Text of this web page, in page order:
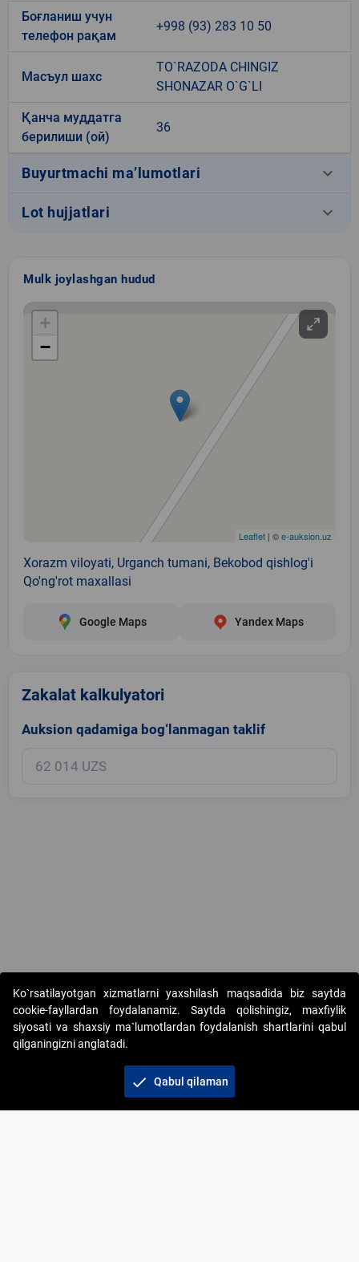
Боғланиш учун
телефон рақам
+998 (93) 283 10 50
Масъул шахс
TO`RAZODA CHINGIZ
SHONAZAR O`G`LI
Қанча муддатга
берилиши (ой)
36
Buyurtmachi ma’lumotlari keyboard_arrow_down
Lot hujjatlari keyboard_arrow_down
Mulk joylashgan hudud
+
−
Leaflet | ©e-auksion.uz
Xorazm viloyati, Urganch tumani, Bekobod qishlog'i
Qo'ng'rot maxallasi
Google Maps Yandex Maps
Zakalat kalkulyatori
Auksion qadamiga bog‘lanmagan taklif
Copyright © 2017-2026. "Elektron onlayn-auksionlarni tashkil etish"
AJ. Barcha huquqlar himoyalangan
+998 71 202-21-11
Ko`rsatilayotgan xizmatlarni yaxshilash maqsadida biz saytda
cookie-fayllardan foydalanamiz. Saytda qolishingiz, maxfiylik
siyosati va shaxsiy ma`lumotlardan foydalanish shartlarini qabul
qilganingizni anglatadi.
check Qabul qilaman